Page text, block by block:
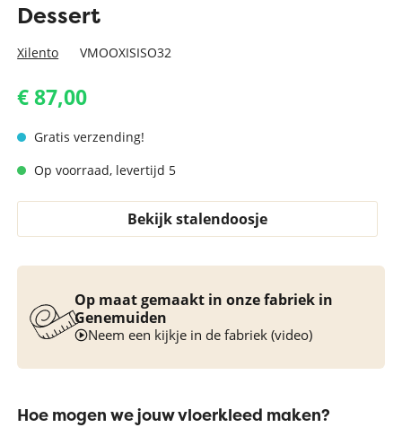
Dessert
Xilento VMOOXISISO32
€ 87,00
Gratis verzending!
Op voorraad, levertijd 5
Bekijk stalendoosje
Op maat gemaakt in onze fabriek in
Genemuiden
Neem een kijkje in de fabriek (video)
Hoe mogen we jouw vloerkleed maken?